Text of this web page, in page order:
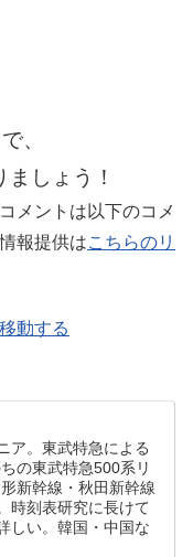
、
しょう！
メントは以下のコメ
報提供はこちらのリ
動する
ア。東武特急による
の東武特急500系リ
新幹線・秋田新幹線
時刻表研究に長けて
しい。韓国・中国な